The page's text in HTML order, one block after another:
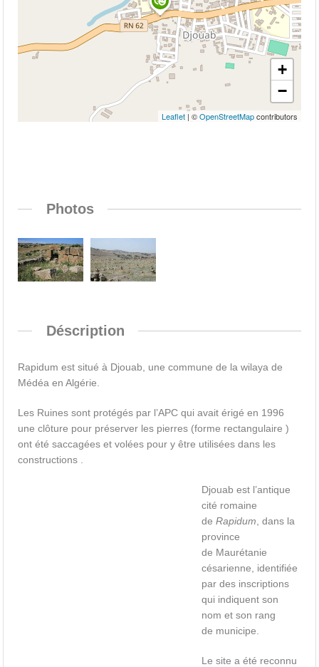
+
−
Leaflet| ©OpenStreetMapcontributors
Photos
Déscription
Rapidum est situé à Djouab, une commune de la wilaya de
Médéa en Algérie.
Les Ruines sont protégés par l’APC qui avait érigé en 1996
une clôture pour préserver les pierres (forme rectangulaire )
ont été saccagées et volées pour y être utilisées dans les
constructions .
Djouab est l’antique
cité romaine
deRapidum, dans la
province
de Maurétanie
césarienne, identifiée
par des inscriptions
qui indiquent son
nom et son rang
de municipe.
Le site a été reconnu